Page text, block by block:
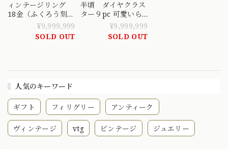
人気のキーワード
ギフト フィリグリー アンティーク
ヴィンテージ vtg ビンテージ ジュエリー
ィンテージリング
18金（ふくろう刻
印） ダイヤモンド
リング DR00651
¥9,999,999
SOLD OUT
半頃 ダイヤクラス
ター９pc 可愛いら
しいデイジーリン
グ・クラスターリン
グ K18
¥9,999,999
SOLD OUT